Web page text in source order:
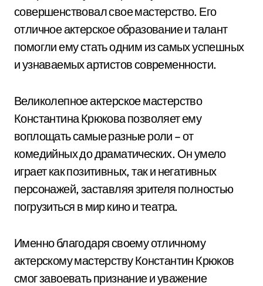
совершенствовал свое мастерство. Его
отличное актерское образование и талант
помогли ему стать одним из самых успешных
и узнаваемых артистов современности.
Великолепное актерское мастерство
Константина Крюкова позволяет ему
воплощать самые разные роли – от
комедийных до драматических. Он умело
играет как позитивных, так и негативных
персонажей, заставляя зрителя полностью
погрузиться в мир кино и театра.
Именно благодаря своему отличному
актерскому мастерству Константин Крюков
смог завоевать признание и уважение